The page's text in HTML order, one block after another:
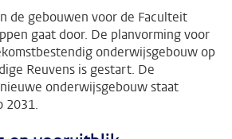
de gebouwen voor de Faculteit
gaat door. De planvorming voor
onderwijsgebouw op
Reuvens is gestart. De
onderwijsgebouw staat
2031.